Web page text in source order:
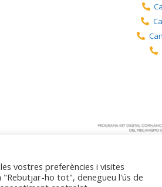
vostres preferències i visites
"Rebutjar-ho tot", denegueu l'ús de